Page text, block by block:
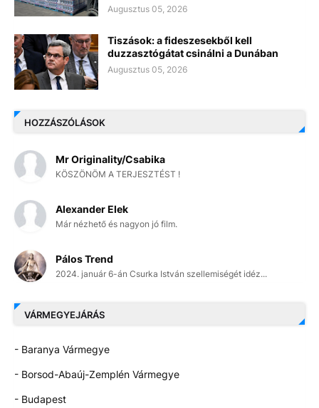
Augusztus 05, 2026
Tiszások: a fideszesekből kell
duzzasztógátat csinálni a Dunában
Augusztus 05, 2026
HOZZÁSZÓLÁSOK
Mr Originality/Csabika
KÖSZÖNÖM A TERJESZTÉST !
Alexander Elek
Már nézhető és nagyon jó film.
Pálos Trend
2024. január 6-án Csurka István szellemiségét idéz...
VÁRMEGYEJÁRÁS
- Baranya Vármegye
- Borsod-Abaúj-Zemplén Vármegye
- Budapest